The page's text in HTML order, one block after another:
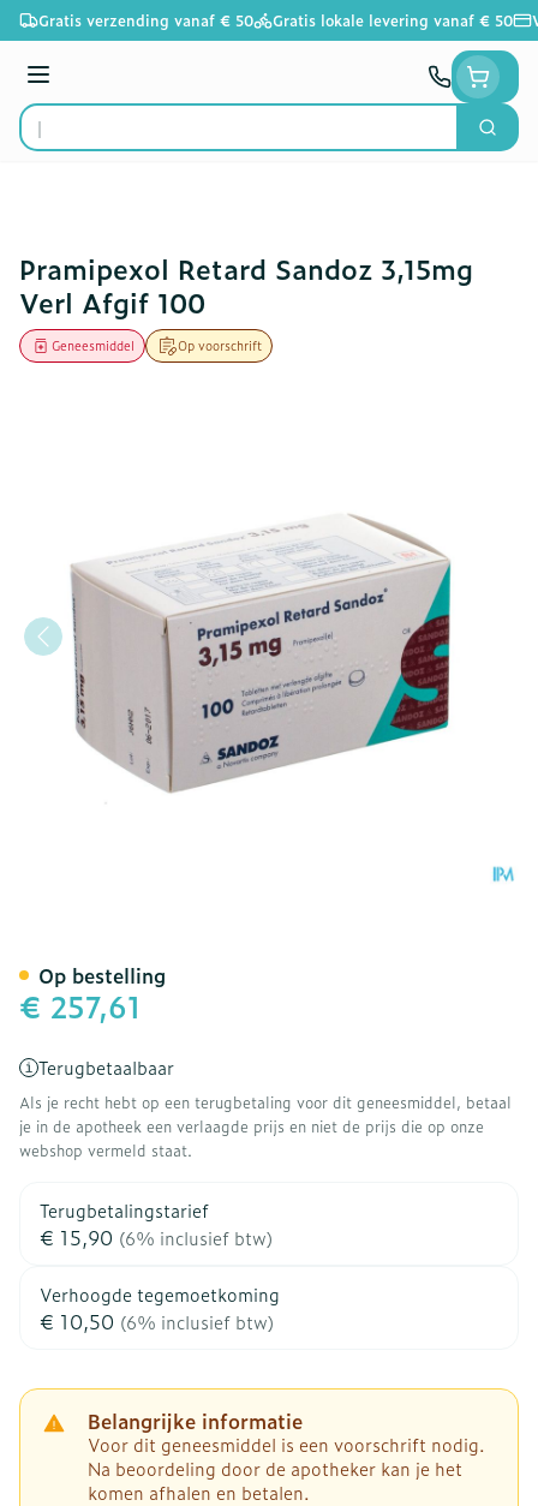
Ga naar de inhoud
Gratis verzending vanaf € 50 Gratis lokale levering vanaf € 50
Menu
Product, merk, categorie...
Zoek
Pramipexol Retard Sandoz 3,15mg
Verl Afgif 100
Op voorschrift
Geneesmiddel
€ 257,61
Terugbetaalbaar
Als je recht hebt op een terugbetaling voor dit geneesmiddel, betaal
je in de apotheek een verlaagde prijs en niet de prijs die op onze
webshop vermeld staat.
Terugbetalingstarief
€ 15,90 (6% inclusief btw)
Verhoogde tegemoetkoming
€ 10,50 (6% inclusief btw)
Belangrijke informatie
Voor dit geneesmiddel is een voorschrift nodig.
Na beoordeling door de apotheker kan je het
komen afhalen en betalen.
Op bestelling